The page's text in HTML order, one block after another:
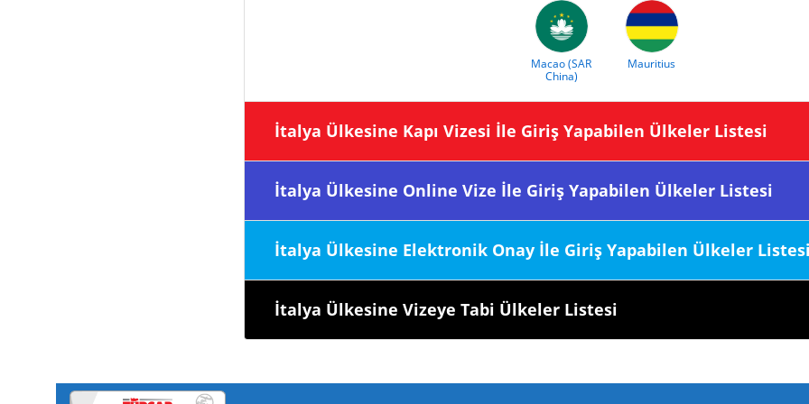
Macao (SAR
China)
Mauritius
İtalya Ülkesine Kapı Vizesi İle Giriş Yapabilen Ülkeler Listesi
İtalya Ülkesine Online Vize İle Giriş Yapabilen Ülkeler Listesi
İtalya Ülkesine Elektronik Onay İle Giriş Yapabilen Ülkeler
İtalya Ülkesine Vizeye Tabi Ülkeler Listesi